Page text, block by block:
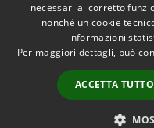
Accessibilità
Privacy
Mappa del sito
AMT fino al 31/12/2021
necessari al corretto
nonché un cookie
informazioni
Per maggiori dettagli, può
ACCETTA TUTTO